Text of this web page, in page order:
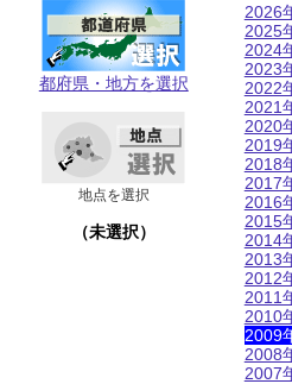
都府県・地方を選択
地点を選択
（未選択）
2026
2025
2024
2023
2022
2021
2020
2019
2018
2017
2016
2015
2014
2013
2012
2011
2010
2009
2008
2007